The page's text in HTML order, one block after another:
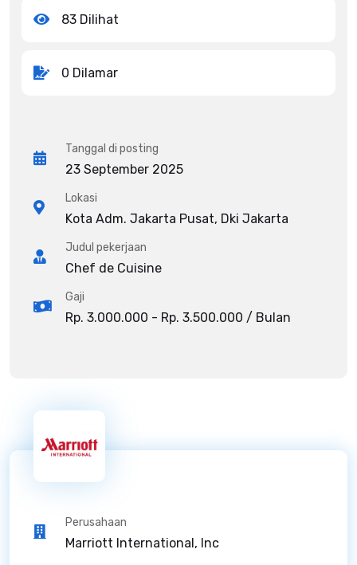
83 Dilihat
0 Dilamar
Tanggal di posting
23 September 2025
Lokasi
Kota Adm. Jakarta Pusat, Dki Jakarta
Judul pekerjaan
Chef de Cuisine
Gaji
Rp. 3.000.000 - Rp. 3.500.000 / Bulan
Perusahaan
Marriott International, Inc